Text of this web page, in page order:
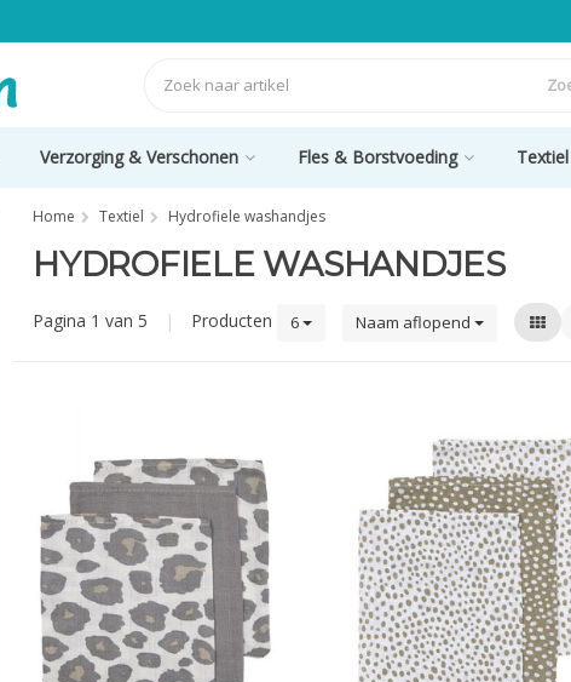
Verzorging & Verschonen Fles & Borstvoeding Textiel
Home Textiel Hydrofiele washandjes
HYDROFIELE WASHANDJES
Pagina 1 van 5 | Producten 6 Naam aflopend